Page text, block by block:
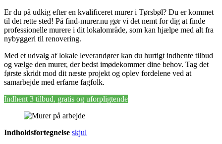
Er du på udkig efter en kvalificeret murer i Tørsbøl? Du er kommet
til det rette sted! På find-murer.nu gør vi det nemt for dig at finde
professionelle murere i dit lokalområde, som kan hjælpe med alt fra
nybyggeri til renovering.
Med et udvalg af lokale leverandører kan du hurtigt indhente tilbud
og vælge den murer, der bedst imødekommer dine behov. Tag det
første skridt mod dit næste projekt og oplev fordelene ved at
samarbejde med erfarne fagfolk.
Indhent 3 tilbud, gratis og uforpligtende
Indholdsfortegnelse skjul